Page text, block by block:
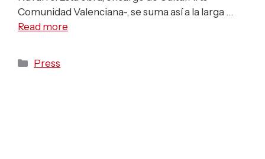
Comunidad Valenciana-, se suma así a la larga …
Read more
Categories
Press